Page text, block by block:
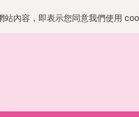
內容，即表示您同意我們使用